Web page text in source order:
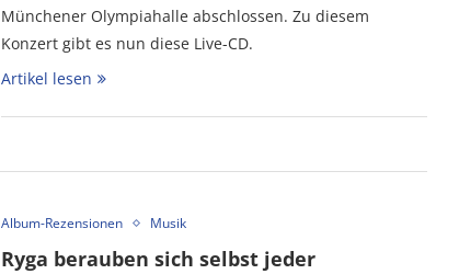
Münchener Olympiahalle abschlossen. Zu diesem
Konzert gibt es nun diese Live-CD.
Artikel lesen
Album-Rezensionen Musik
Ryga berauben sich selbst jeder